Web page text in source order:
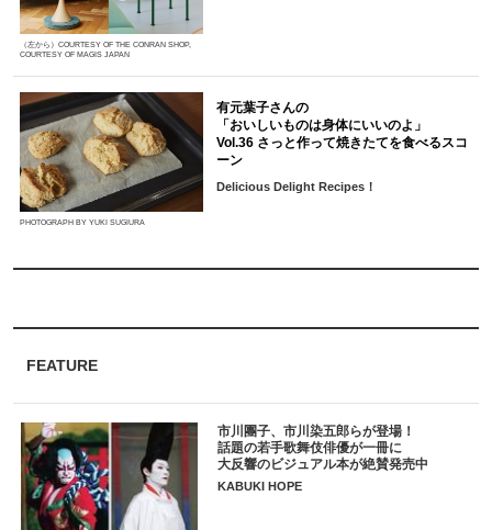
FEATURE
市川團子、市川染五郎らが登場！
話題の若手歌舞伎俳優が一冊に
大反響のビジュアル本が絶賛発売中
KABUKI HOPE
（左から）COURTESY OF THE CONRAN SHOP,
COURTESY OF MAGIS JAPAN
PHOTOGRAPH BY YUKI SUGIURA
有元葉子さんの
「おいしいものは身体にいいのよ」
Vol.36 さっと作って焼きたてを食べるスコ
ーン
Delicious Delight Recipes！